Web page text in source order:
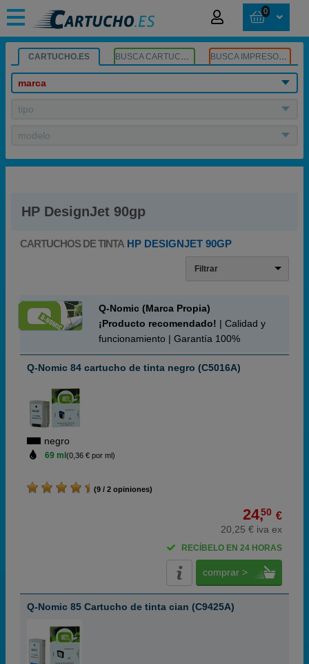
0
CARTUCHO.ES BUSCA CARTUCHOS BUSCA IMPRESORA
marca
tipo
modelo
HP DesignJet 90gp
CARTUCHOS DE TINTA HP DESIGNJET 90GP
Filtrar
Q-Nomic (Marca Propia)
¡Producto recomendado! | Calidad y
funcionamiento | Garantía 100%
Q-Nomic 84 cartucho de tinta negro (C5016A)
negro
69 ml (0,36 € por ml)
(9 / 2 opiniones)
24,50 €
20,25 € iva ex
RECÍBELO EN 24 HORAS
comprar >
Q-Nomic 85 Cartucho de tinta cian (C9425A)